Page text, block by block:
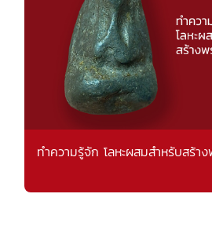
ทำความรู้จัก โลหะผสมสำหรับสร้าง